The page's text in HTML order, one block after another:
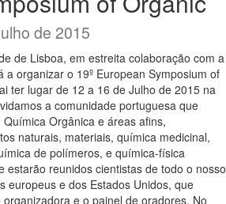
de 2015
de Lisboa, em estreita colaboração com a
organizar o 19º European Symposium of
ter lugar de 12 a 16 de Julho de 2015 na
a comunidade portuguesa que
Orgânica e áreas afins,
naturais, materiais, química medicinal,
de polímeros, e química-física
reunidos cientistas de todo o nosso
europeus e dos Estados Unidos, que
e o painel de oradores. No